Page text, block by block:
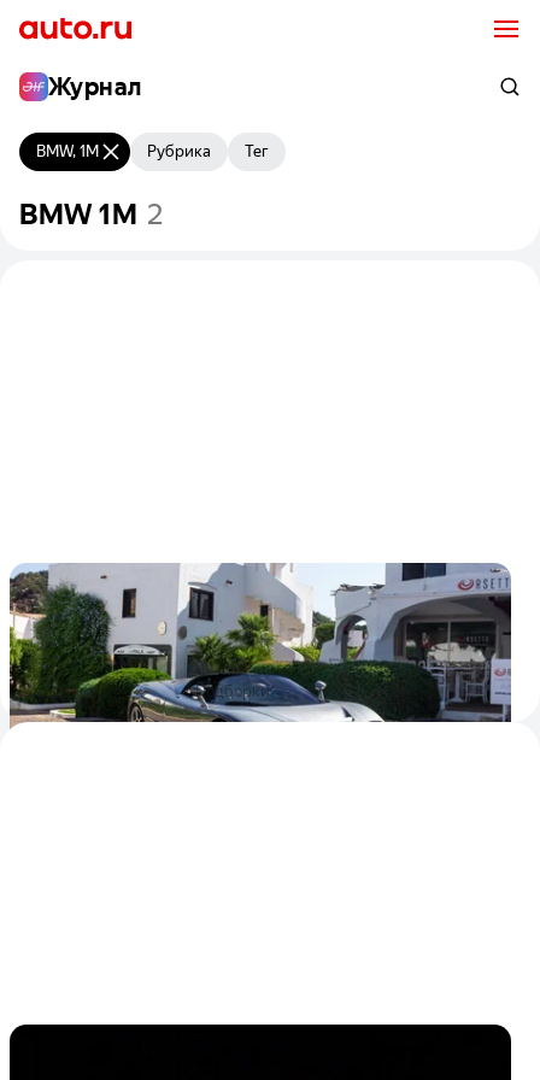
Журнал
BMW, 1M Рубрика Тег
BMW1M
12-цилиндровый суперкар BMW, о котором
все забыли. Фотопост
Модель с логотипом мюнхенской марки, о которой вы,
скорее всего, не знали
32 сентября 2021Подборки